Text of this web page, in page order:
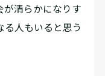
が清らかになりす
る人もいると思う